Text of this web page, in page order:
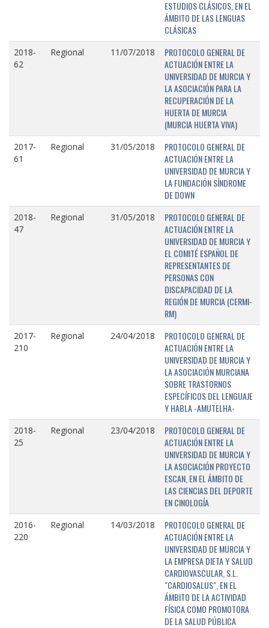
ESTUDIOS CLÁSICOS, EN EL
ÁMBITO DE LAS LENGUAS
CLÁSICAS
2018-
62
Regional 11/07/2018
PROTOCOLO GENERAL DE
ACTUACIÓN ENTRE LA
UNIVERSIDAD DE MURCIA Y
LA ASOCIACIÓN PARA LA
RECUPERACIÓN DE LA
HUERTA DE MURCIA
(MURCIA HUERTA VIVA)
2017-
61
Regional 31/05/2018
PROTOCOLO GENERAL DE
ACTUACIÓN ENTRE LA
UNIVERSIDAD DE MURCIA Y
LA FUNDACIÓN SÍNDROME
DE DOWN
2018-
47
Regional 31/05/2018
PROTOCOLO GENERAL DE
ACTUACIÓN ENTRE LA
UNIVERSIDAD DE MURCIA Y
EL COMITÉ ESPAÑOL DE
REPRESENTANTES DE
PERSONAS CON
DISCAPACIDAD DE LA
REGIÓN DE MURCIA (CERMI-
RM)
2017-
210
Regional 24/04/2018
PROTOCOLO GENERAL DE
ACTUACIÓN ENTRE LA
UNIVERSIDAD DE MURCIA Y
LA ASOCIACIÓN MURCIANA
SOBRE TRASTORNOS
ESPECÍFICOS DEL LENGUAJE
Y HABLA -AMUTELHA-
2018-
25
Regional 23/04/2018
PROTOCOLO GENERAL DE
ACTUACIÓN ENTRE LA
UNIVERSIDAD DE MURCIA Y
LA ASOCIACIÓN PROYECTO
ESCAN, EN EL ÁMBITO DE
LAS CIENCIAS DEL DEPORTE
EN CINOLOGÍA
2016-
220
Regional 14/03/2018
PROTOCOLO GENERAL DE
ACTUACIÓN ENTRE LA
UNIVERSIDAD DE MURCIA Y
LA EMPRESA DIETA Y SALUD
CARDIOVASCULAR, S.L.
"CARDIOSALUS", EN EL
ÁMBITO DE LA ACTIVIDAD
FÍSICA COMO PROMOTORA
DE LA SALUD PÚBLICA